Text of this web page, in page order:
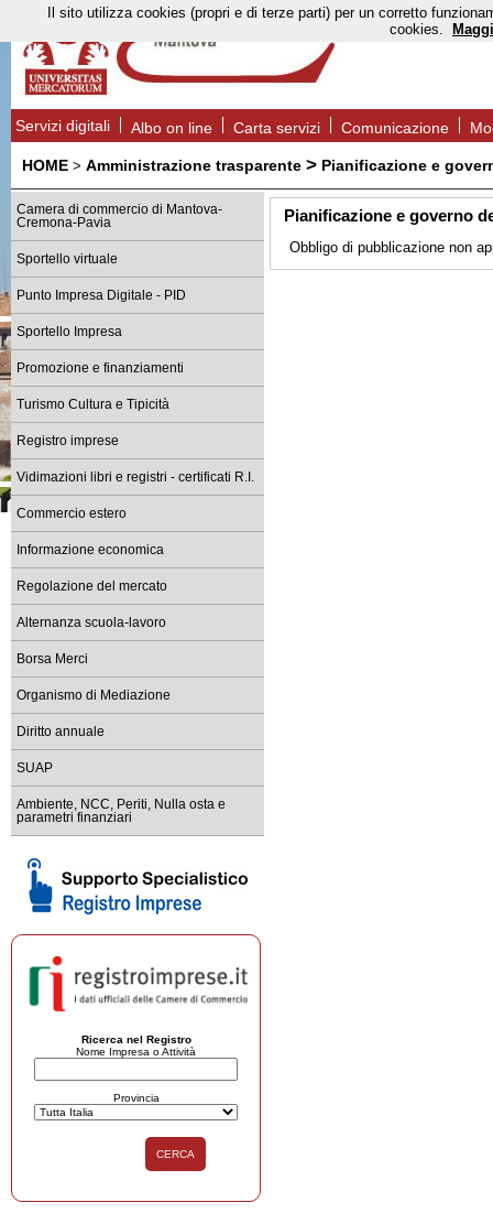
Servizi digitali Albo on line Carta servizi Comunicazione
HOME > Amministrazione trasparente > Pianificazione e
Camera di commercio di Mantova-
Cremona-Pavia
Sportello virtuale
Punto Impresa Digitale - PID
Sportello Impresa
Promozione e finanziamenti
Turismo Cultura e Tipicità
Registro imprese
Vidimazioni libri e registri - certificati R.I.
Commercio estero
Informazione economica
Regolazione del mercato
Alternanza scuola-lavoro
Borsa Merci
Organismo di Mediazione
Diritto annuale
SUAP
Ambiente, NCC, Periti, Nulla osta e
parametri finanziari
Ricerca nel Registro
Nome Impresa o Attività
Provincia
CERCA
Pianificazione e governo
Obbligo di pubblicazione non
Il sito utilizza cookies (propri e di terze parti) per un corretto
cookies.